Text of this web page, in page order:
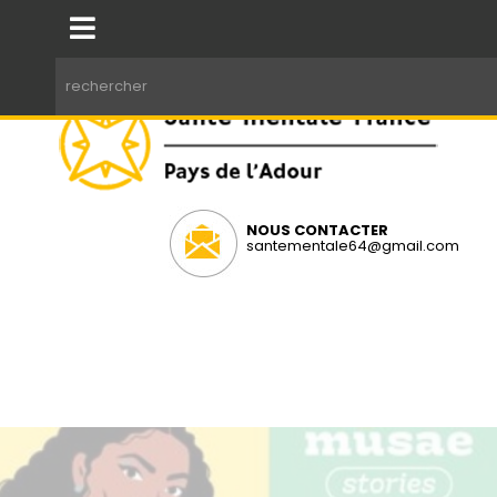
NOUS CONTACTER
santementale64@gmail.com